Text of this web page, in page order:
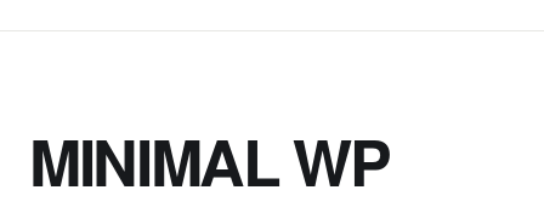
MINIMAL WP